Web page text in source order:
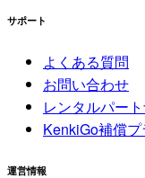
サポート
よくある質問
お問い合わせ
レンタルパー
KenkiGo補償プ
運営情報